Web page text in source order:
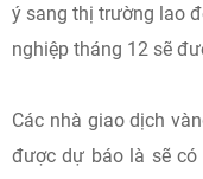
ý sang thị trường lao
nghiệp tháng 12 sẽ
Các nhà giao dịch
được dự báo là sẽ